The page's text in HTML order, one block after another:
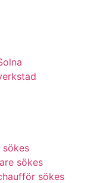
sökes
sökes
sökes